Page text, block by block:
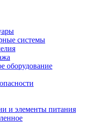
системы
оборудование
и элементы питания